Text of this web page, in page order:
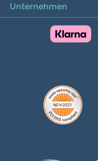
Unternehmen